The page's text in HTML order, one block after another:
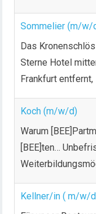
Sommelier (m/w/
Das
Sterne Hotel
Frankfurt
Koch (m/w/d)
Warum
[BEE]ten…
Kellner/in ( m/w/d